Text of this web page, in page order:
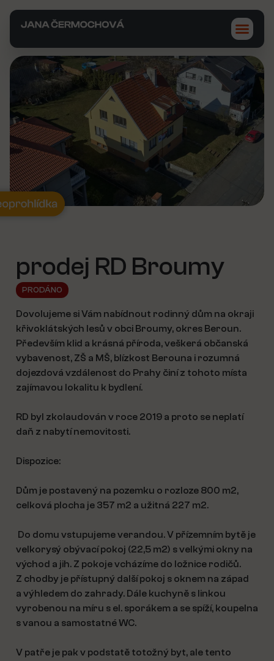
prodej RD Broumy
PRODÁNO
Dovolujeme si Vám nabídnout rodinný dům na okraji
křivoklátských lesů v obci Broumy, okres Beroun.
Především klid a krásná příroda, veškerá občanská
vybavenost, ZŠ a MŠ, blízkost Berouna i rozumná
dojezdová vzdálenost do Prahy činí z tohoto místa
zajímavou lokalitu k bydlení.
RD byl zkolaudován v roce 2019 a proto se neplatí
daň z nabytí nemovitosti.
Dispozice:
Dům je postavený na pozemku o rozloze 800 m2,
celková plocha je 357 m2 a užitná 227 m2.
Do domu vstupujeme verandou. V přízemním bytě je
velkorysý obývací pokoj (22,5 m2) s velkými okny na
východ a jih. Z pokoje vcházíme do ložnice rodičů.
Z chodby je přístupný další pokoj s oknem na západ
a výhledem do zahrady. Dále kuchyně s linkou
vyrobenou na míru s el. sporákem a se spíží, koupelna
s vanou a samostatné WC.
V patře je pak v podstatě totožný byt, ale tento